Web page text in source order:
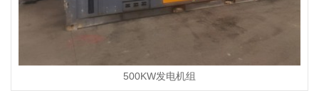
500KW发电机组